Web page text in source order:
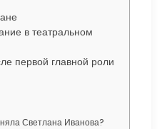
в театральном
первой главной роли
Светлана Иванова?